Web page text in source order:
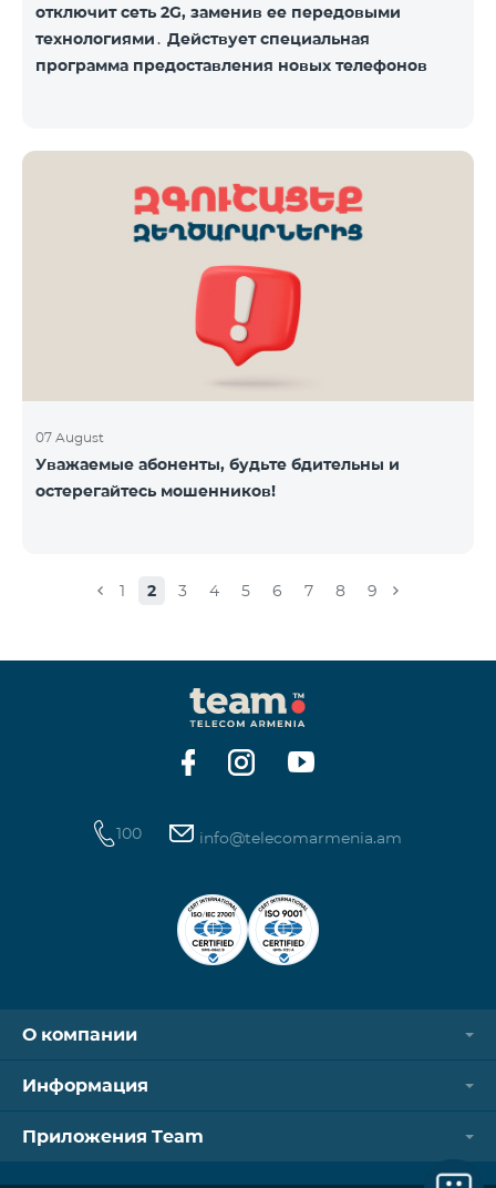
отключит сеть 2G, заменив ее передовыми
технологиями․ Действует специальная
программа предоставления новых телефонов
07 August
Уважаемые абоненты, будьте бдительны и
остерегайтесь мошенников!
1 2 3 4 5 6 7 8 9
100 info@telecomarmenia.am
О компании
Информация
Приложения Team